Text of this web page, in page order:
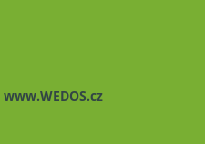
www.WEDOS.cz